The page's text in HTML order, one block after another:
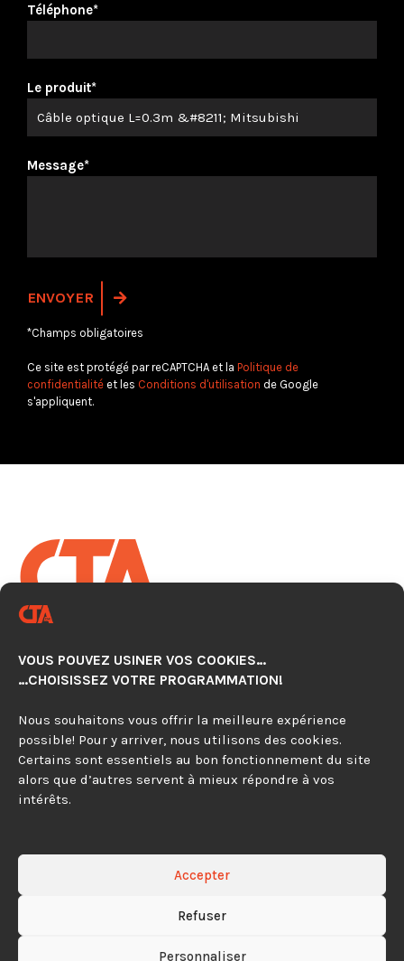
VOUS POUVEZ USINER VOS COOKIES…
…CHOISISSEZ VOTRE PROGRAMMATION!
Nous souhaitons vous offrir la meilleure expérience
possible! Pour y arriver, nous utilisons des cookies.
Certains sont essentiels au bon fonctionnement du site
alors que d’autres servent à mieux répondre à vos
intérêts.
Accepter
Refuser
Personnaliser
Téléphone*
Le produit*
Message*
*Champs obligatoires
Ce site est protégé par reCAPTCHA et la Politique de
confidentialité et les Conditions d'utilisation de Google
s'appliquent.
AUTOMATISATION CNC
920, avenue Simard, Suite 103
450 279-0315
844 297-4479
Contactez-nous
Tous droits réservés © CTA CNC 2026